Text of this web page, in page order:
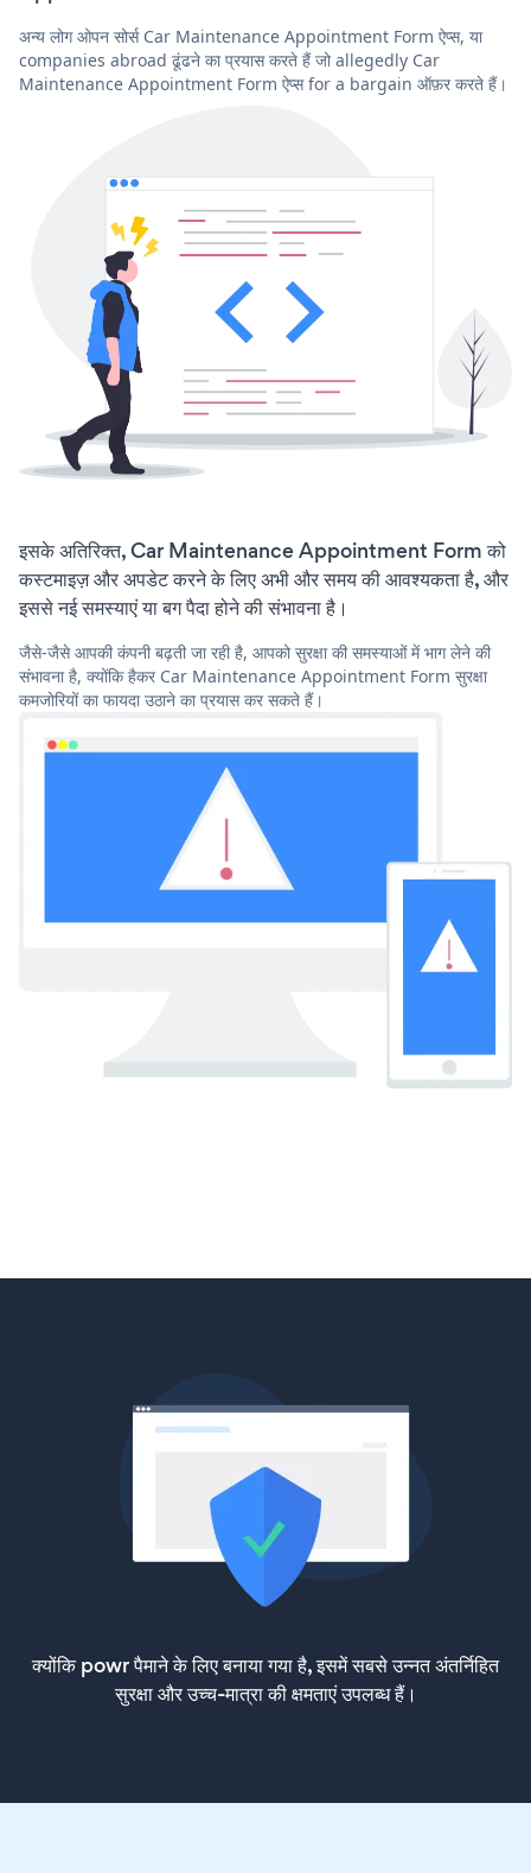
अन्य लोग ओपन सोर्स Car Maintenance Appointment Form ऐप्स, या
companies abroad ढूंढने का प्रयास करते हैं जो allegedly Car
Maintenance Appointment Form ऐप्स for a bargain ऑफ़र करते हैं।
इसके अतिरिक्त, Car Maintenance Appointment Form को
कस्टमाइज़ और अपडेट करने के लिए अभी और समय की आवश्यकता है, और
इससे नई समस्याएं या बग पैदा होने की संभावना है।
जैसे-जैसे आपकी कंपनी बढ़ती जा रही है, आपको सुरक्षा की समस्याओं में भाग लेने की
संभावना है, क्योंकि हैकर Car Maintenance Appointment Form सुरक्षा
कमजोरियों का फायदा उठाने का प्रयास कर सकते हैं।
क्योंकि powr पैमाने के लिए बनाया गया है, इसमें सबसे उन्नत अंतर्निहित
सुरक्षा और उच्च-मात्रा की क्षमताएं उपलब्ध हैं।